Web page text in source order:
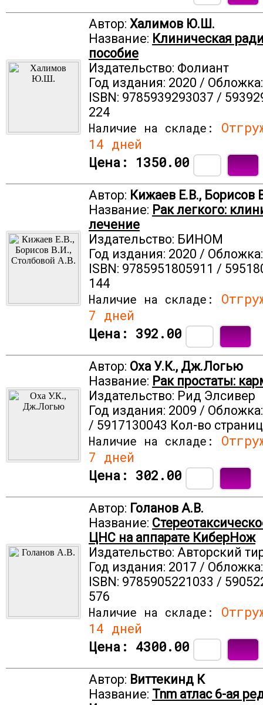
Автор: Халимов Ю.Ш.
Название: Клиническая
пособие
Издательство: Фолиант
Год издания: 2020 /
ISBN: 9785939293037 /
224
Наличие на складе:
14 дней
Цена: 1350.00
Автор: Кижаев Е.В., Борисов
Название: Рак легкого:
лечение
Издательство: БИНОМ
Год издания: 2020 /
ISBN: 9785951805911 /
144
Наличие на складе:
7 дней
Цена: 392.00
Автор: Оха У.К., Дж.Логью
Название: Рак простаты:
Издательство: Рид Элсивер
Год издания: 2009 /
/ 5917130043 Кол-во
Наличие на складе:
7 дней
Цена: 302.00
Автор: Голанов А.В.
Название:
ЦНС на аппарате КиберНож
Издательство: Авторский
Год издания: 2017 /
ISBN: 9785905221033 /
576
Наличие на складе:
14 дней
Цена: 4300.00
Автор: Виттекинд К
Название: Tnm атлас 6-ая